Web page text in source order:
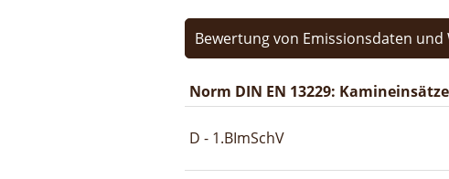
Bewertung von Emissionsdaten
Norm DIN EN 13229:
D - 1.BImSchV